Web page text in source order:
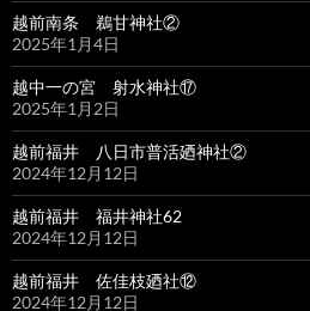
越前南条 鵜甘神社②
2025年1月4日
越中一の宮 射水神社⑰
2025年1月2日
越前福井 八日市普活廼神社②
2024年12月12日
越前福井 福井神社62
2024年12月12日
越前福井 佐佳枝廼社⑫
2024年12月12日